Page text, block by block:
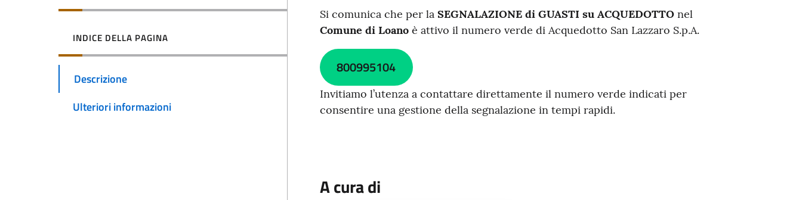
INDICE DELLA PAGINA
Descrizione
Ulteriori informazioni
Si comunica che per la SEGNALAZIONE di GUASTI su ACQUEDOTTO nel
Comune di Loanoè attivo il numero verde di Acquedotto San Lazzaro S.p.A.
800995104
Invitiamo l’utenza a contattare direttamente il numero verde indicati per
consentire una gestione della segnalazione in tempi rapidi.
A cura di